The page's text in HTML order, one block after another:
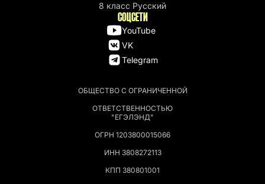
ОБЩЕСТВО С ОГРАНИЧЕННОЙ
ОТВЕТСТВЕННОСТЬЮ
"ЕГЭЛЭНД"
ОГРН 1203800015066
ИНН 3808272113
КПП 380801001
8 класс Русский
СОЦСЕТИ
YouTube
VK
Telegram